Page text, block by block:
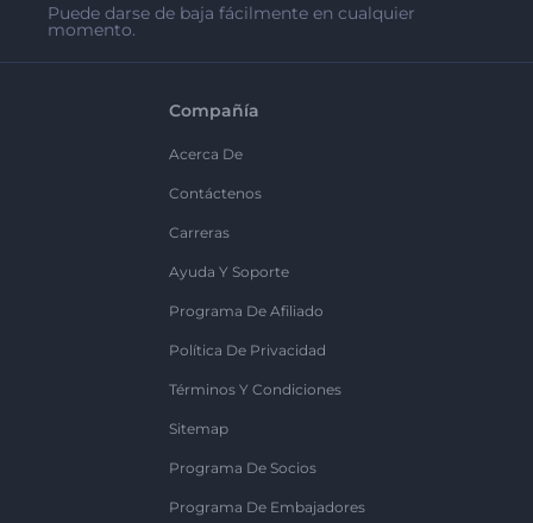
Puede darse de baja fácilmente en cualquier
momento.
Compañía
Acerca De
Contáctenos
Carreras
Ayuda Y Soporte
Programa De Afiliado
Política De Privacidad
Términos Y Condiciones
Sitemap
Programa De Socios
Programa De Embajadores